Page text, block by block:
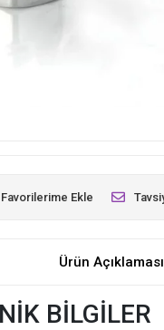
Favorilerime Ekle
Ürün Açıklaması
BİLGİLER